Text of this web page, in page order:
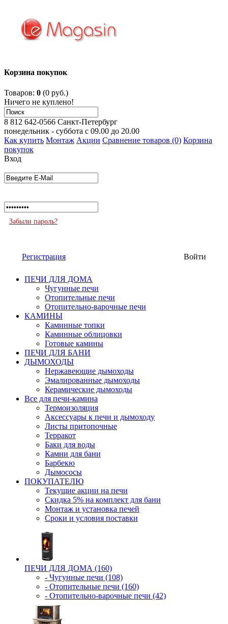
Корзина покупок
Товаров: 0 (0 руб.)
Ничего не куплено!
8 812 642-0566 Санкт-Петербург
понедельник - суббота с 09.00 до 20.00
Как купить Монтаж Акции Сравнение товаров (0) Корзина
покупок
Вход
Забыли пароль?
Регистрация Войти
ПЕЧИ ДЛЯ ДОМА
Чугунные печи
Отопительные печи
Отопительно-варочные печи
КАМИНЫ
Каминные топки
Каминные облицовки
Готовые камины
ПЕЧИ ДЛЯ БАНИ
ДЫМОХОДЫ
Нержавеющие дымоходы
Эмалированные дымоходы
Керамические дымоходы
Все для печи-камина
Термоизоляция
Аксессуары к печи и дымоходу
Листы притопочные
Терракот
Баки для воды
Камни для бани
Барбекю
Дымососы
ПОКУПАТЕЛЮ
Текущие акции на печи
Скидка 5% на комплект для бани
Монтаж и установка печей
Сроки и условия поставки
ПЕЧИ ДЛЯ ДОМА (160)
- Чугунные печи (108)
- Отопительные печи (160)
- Отопительно-варочные печи (42)